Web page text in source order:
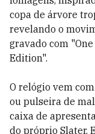
copa de árvore
revelando o
gravado com
Edition".
O relógio vem
ou pulseira de
caixa de
do próprio Slater.